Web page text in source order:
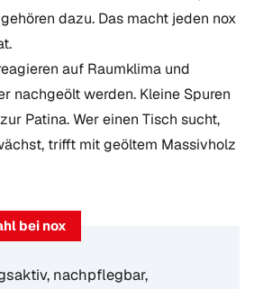
dazu. Das macht jeden nox
auf Raumklima und
nachgeölt werden. Kleine Spuren
Patina. Wer einen Tisch sucht,
trifft mit geöltem Massivholz
bei nox
nachpflegbar,